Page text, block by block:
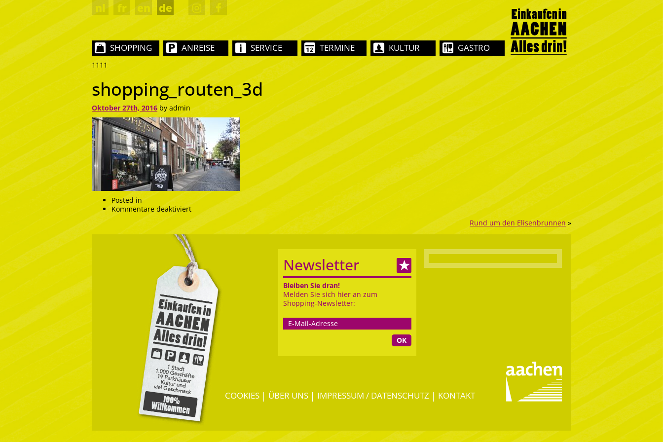
nl fr en de
SHOPPING ANREISE SERVICE TERMINE KULTUR GASTRO
1111
shopping_routen_3d
Oktober 27th, 2016 by admin
Posted in
Kommentare deaktiviertfür
shopping_routen_3d
Rund um den Elisenbrunnen»
Newsletter
Bleiben Sie dran!
Melden Sie sich hier an zum
Shopping-Newsletter:
OK
COOKIES ÜBER UNS IMPRESSUM / DATENSCHUTZ KONTAKT